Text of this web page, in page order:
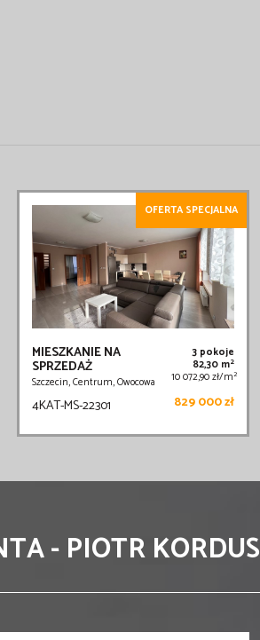
OFERTA SPECJALNA
MIESZKANIE NA
SPRZEDAŻ
Szczecin, Centrum, Owocowa
3 pokoje
82,30 m2
10 072,90 zł/m2
4KAT-MS-22301 829 000 zł
- PIOTR KORDUS